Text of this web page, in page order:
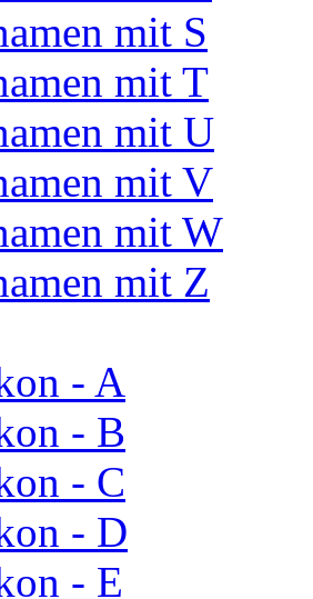
mit S
mit T
mit U
mit V
mit W
mit Z
- A
- B
- C
- D
- E